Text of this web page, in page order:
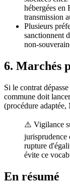
hébergées
transmission
Plusieurs
sanctionnent
non-
6. Marchés
Si le contrat dépasse
commune doit
(procédure
⚠️ Vigilance
jurisprudence
rupture
évite ce
En résumé